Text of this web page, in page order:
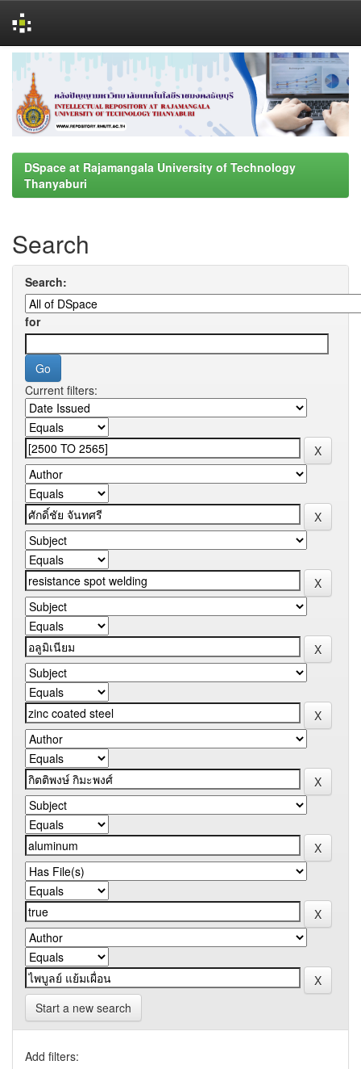
navigation
DSpace at Rajamangala University of Technology
Thanyaburi
Search
Search:
for
Current filters:
Start a new search
Add filters: